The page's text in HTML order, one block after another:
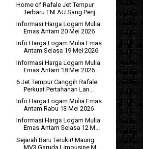
Home of Rafale Jet Tempur
Terbaru TNI AU Sang Penj...
Informasi Harga Logam Mulia
Emas Antam 20 Mei 2026
Info Harga Logam Mulia Emas
Antam Selasa 19 Mei 2026
Informasi Harga Logam Mulia
Emas Antam 18 Mei 2026
6 Jet Tempur Canggih Rafale
Perkuat Pertahanan Lan...
Info Harga Logam Mulia Emas
Antam Rabu 13 Mei 2026
Informasi Harga Logam Mulia
Emas Antam Selasa 12 M...
Sejarah Baru Terukir! Maung
MV3 Garuda Limousine M...